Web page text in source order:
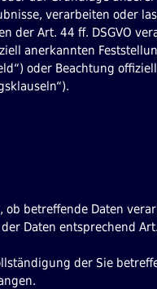
verarbeiten oder
der Art. 44 ff. DSGVO
anerkannten
oder Beachtung
ob betreffende Daten
Daten entsprechend Art.
der Sie